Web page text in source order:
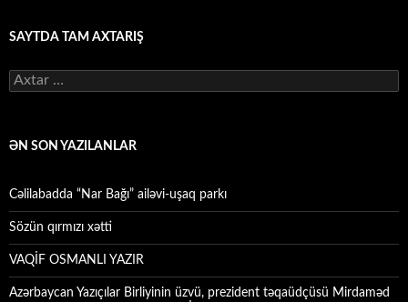
SAYTDA TAM AXTARIŞ
Axtarış:
ƏN SON YAZILANLAR
Cəlilabadda “Nar Bağı” ailəvi-uşaq parkı
Sözün qırmızı xətti
VAQİF OSMANLI YAZIR
Azərbaycan Yazıçılar Birliyinin üzvü, prezident təqaüdçüsü Mirdaməd